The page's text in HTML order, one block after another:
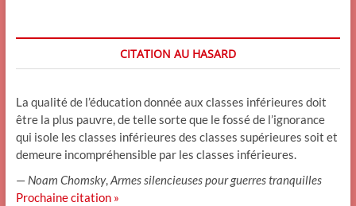
CITATION AU HASARD
La qualité de l’éducation donnée aux classes inférieures doit
être la plus pauvre, de telle sorte que le fossé de l’ignorance
qui isole les classes inférieures des classes supérieures soit et
demeure incompréhensible par les classes inférieures.
— Noam Chomsky,Armes silencieuses pour guerres tranquilles
Prochaine citation »